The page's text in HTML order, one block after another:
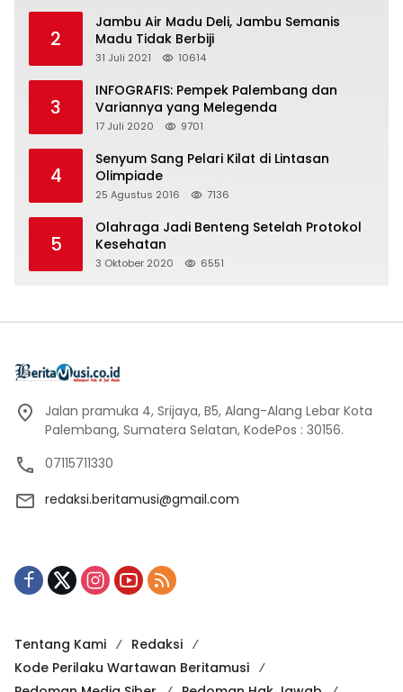
2
Jambu Air Madu Deli, Jambu Semanis
Madu Tidak Berbiji
31 Juli 2021 10614
3
INFOGRAFIS: Pempek Palembang dan
Variannya yang Melegenda
17 Juli 2020 9701
4
Senyum Sang Pelari Kilat di Lintasan
Olimpiade
25 Agustus 2016 7136
5
Olahraga Jadi Benteng Setelah Protokol
Kesehatan
3 Oktober 2020 6551
Jalan pramuka 4, Srijaya, B5, Alang-Alang Lebar Kota
Palembang, Sumatera Selatan, KodePos : 30156.
07115711330
redaksi.beritamusi@gmail.com
Tentang Kami
Redaksi
Kode Perilaku Wartawan Beritamusi